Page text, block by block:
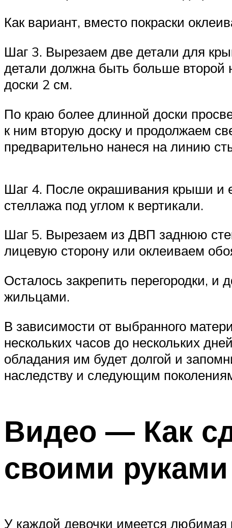
Как вариант, вместо покраски
Шаг 3. Вырезаем две детали для
детали должна быть больше
доски 2 см.
По краю более длинной доски
к ним вторую доску и продолжаем
предварительно нанеся на линию
Шаг 4. После окрашивания крыши и
стеллажа под углом к вертикали.
Шаг 5. Вырезаем из ДВП заднюю
лицевую сторону или оклеиваем
Осталось закрепить перегородки, и
жильцами.
В зависимости от выбранного
нескольких часов до нескольких
обладания им будет долгой и
наследству и следующим
Видео — Как
своими руками
У каждой девочки имеется